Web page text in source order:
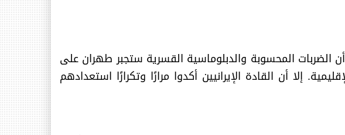
المحسوبة والدبلوماسية القسرية ستجبر طهران على
إلا أن القادة الإيرانيين أكدوا مرارًا وتكرارًا استعدادهم